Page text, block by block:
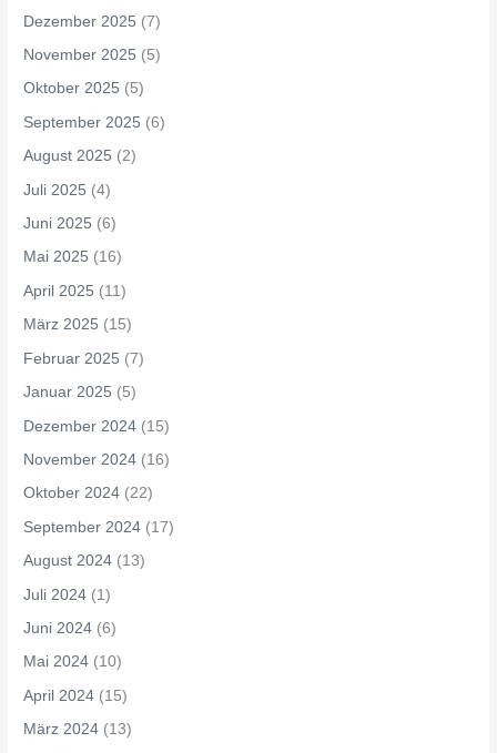
Dezember 2025 (7)
November 2025 (5)
Oktober 2025 (5)
September 2025 (6)
August 2025 (2)
Juli 2025 (4)
Juni 2025 (6)
Mai 2025 (16)
April 2025 (11)
März 2025 (15)
Februar 2025 (7)
Januar 2025 (5)
Dezember 2024 (15)
November 2024 (16)
Oktober 2024 (22)
September 2024 (17)
August 2024 (13)
Juli 2024 (1)
Juni 2024 (6)
Mai 2024 (10)
April 2024 (15)
März 2024 (13)